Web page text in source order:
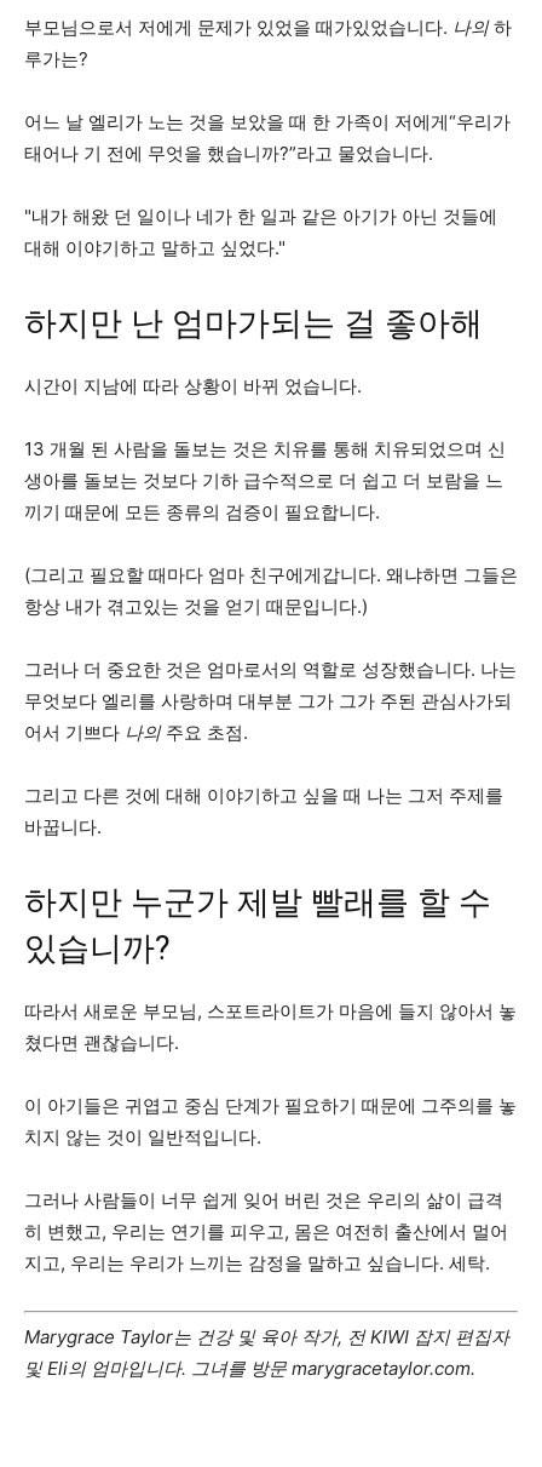
부모님으로서 저에게 문제가 있었을 때가있었습니다. 나의하
루가는?
어느 날 엘리가 노는 것을 보았을 때 한 가족이 저에게“우리가
태어나 기 전에 무엇을 했습니까?”라고 물었습니다.
"내가 해왔 던 일이나 네가 한 일과 같은 아기가 아닌 것들에
대해 이야기하고 말하고 싶었다."
하지만 난 엄마가되는 걸 좋아해
시간이 지남에 따라 상황이 바뀌 었습니다.
13 개월 된 사람을 돌보는 것은 치유를 통해 치유되었으며 신
생아를 돌보는 것보다 기하 급수적으로 더 쉽고 더 보람을 느
끼기 때문에 모든 종류의 검증이 필요합니다.
(그리고 필요할 때마다 엄마 친구에게갑니다. 왜냐하면 그들은
항상 내가 겪고있는 것을 얻기 때문입니다.)
그러나 더 중요한 것은 엄마로서의 역할로 성장했습니다. 나는
무엇보다 엘리를 사랑하며 대부분 그가 그가 주된 관심사가되
어서 기쁘다 나의주요 초점.
그리고 다른 것에 대해 이야기하고 싶을 때 나는 그저 주제를
바꿉니다.
하지만 누군가 제발 빨래를 할 수
있습니까?
따라서 새로운 부모님, 스포트라이트가 마음에 들지 않아서 놓
쳤다면 괜찮습니다.
이 아기들은 귀엽고 중심 단계가 필요하기 때문에 그주의를 놓
치지 않는 것이 일반적입니다.
그러나 사람들이 너무 쉽게 잊어 버린 것은 우리의 삶이 급격
히 변했고, 우리는 연기를 피우고, 몸은 여전히 ​​출산에서 멀어
지고, 우리는 우리가 느끼는 감정을 말하고 싶습니다. 세탁.
Marygrace Taylor는 건강 및 육아 작가, 전 KIWI 잡지 편집자
및 Eli의 엄마입니다. 그녀를 방문 marygracetaylor.com.